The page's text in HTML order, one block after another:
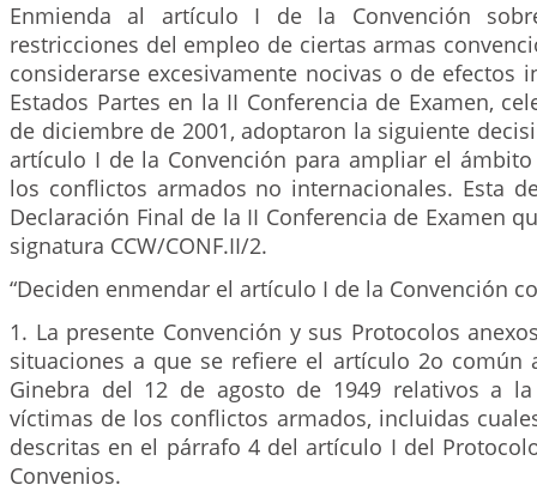
Enmienda al artículo I de la Convención
restricciones del empleo de ciertas armas
considerarse excesivamente nocivas o de efectos
Estados Partes en la II Conferencia de Examen,
de diciembre de 2001, adoptaron la siguiente
artículo I de la Convención para ampliar el
los conflictos armados no internacionales. Esta
Declaración Final de la II Conferencia de Examen
signatura CCW/CONF.II/2.
“Deciden enmendar el artículo I de la Convención
1. La presente Convención y sus Protocolos
situaciones a que se refiere el artículo 2o común
Ginebra del 12 de agosto de 1949 relativos a
víctimas de los conflictos armados, incluidas
descritas en el párrafo 4 del artículo I del
Convenios.